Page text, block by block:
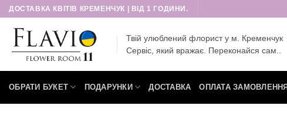
Пропустити
ДОСТАВКА КВІТІВ КРЕМЕНЧУК | ВІД 1 ГОДИНИ.
Твій улюблений флорист у м. Кременчук
Сервіс, який вражає. Переконайся сам..
ОБРАТИ БУКЕТ ПОДАРУНКИ ДОСТАВКА ОПЛАТА ЗАМОВЛЕННЯ